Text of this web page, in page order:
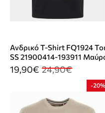
Ανδρικό T-Shirt FQ1924
SS 21900414-193911
19,90€ 24,90€
-20%